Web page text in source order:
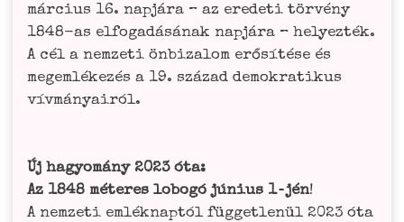
már­ci­us 16. nap­já­ra – az ere­de­ti tör­vé­ny
1848-as elfo­ga­dá­sá­nak nap­já­ra – helyez­ték.
A cél a nem­ze­ti önbi­za­lom erő­sí­té­se és
megem­lé­ke­zés a 19. század demo­kra­ti­kus
vív­má­n­ya­iról.
Új hagyomá­ny 2023 óta:
Az 1848 méte­res lobo­gó júni­us 1‑jén!
A nem­ze­ti emlé­knap­tól füg­get­le­nül 2023 óta